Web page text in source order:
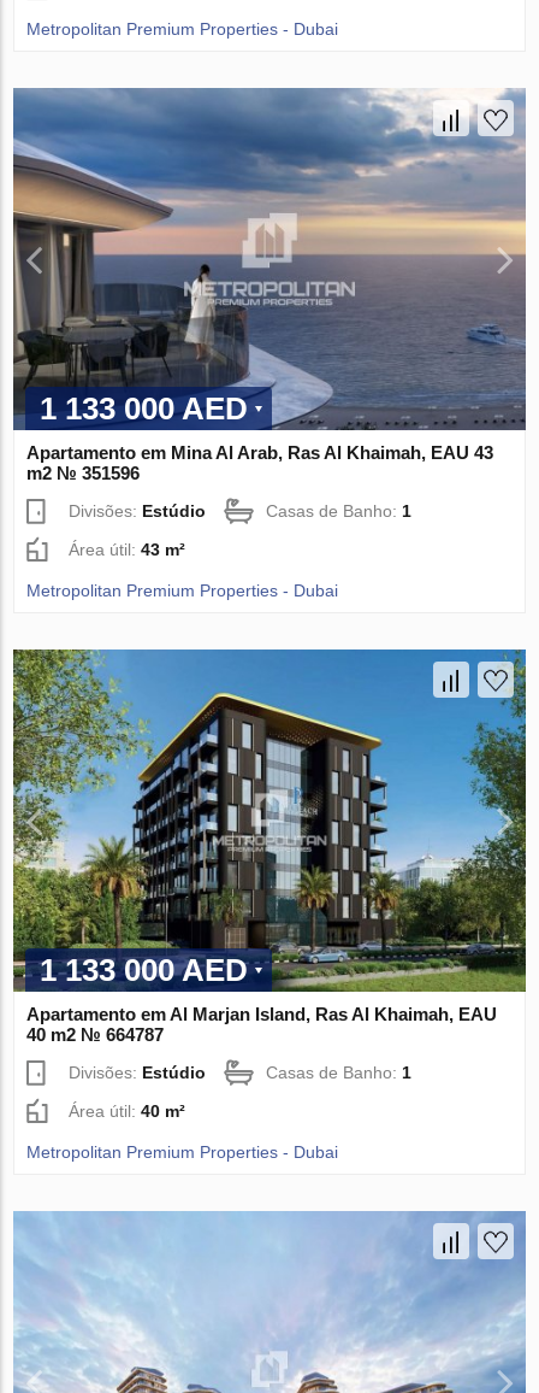
Metropolitan Premium Properties - Dubai
1 133 000 AED
Apartamento em Mina Al Arab, Ras Al Khaimah, EAU 43
m2 № 351596
Divisões: Estúdio Casas de Banho: 1
Área útil:43 m²
Metropolitan Premium Properties - Dubai
1 133 000 AED
Apartamento em Al Marjan Island, Ras Al Khaimah, EAU
40 m2 № 664787
Divisões: Estúdio Casas de Banho: 1
Área útil:40 m²
Metropolitan Premium Properties - Dubai